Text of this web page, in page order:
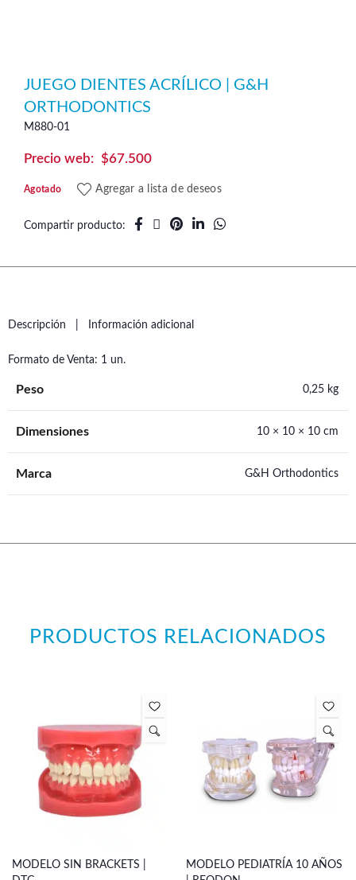
JUEGO DIENTES ACRÍLICO | G&H
ORTHODONTICS
M880-01
$67.500
Agotado Agregar a lista de deseos
Compartir producto
Descripción Información adicional
Formato de Venta: 1 un.
Peso 0,25 kg
Dimensiones 10 × 10 × 10 cm
Marca G&H Orthodontics
PRODUCTOS RELACIONADOS
MODELO SIN BRACKETS |
MODELO PEDIATRÍA 10 AÑOS